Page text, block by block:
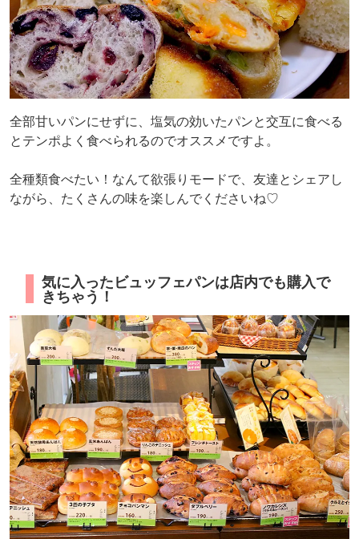
全部甘いパンにせずに、塩気の効いたパンと交互に食べる
とテンポよく食べられるのでオススメですよ。
全種類食べたい！なんて欲張りモードで、友達とシェアし
ながら、たくさんの味を楽しんでくださいね♡
気に入ったビュッフェパンは店内でも購入で
きちゃう！